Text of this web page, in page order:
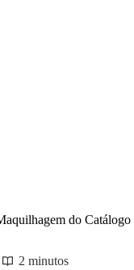
do Catálogo
2 minutos